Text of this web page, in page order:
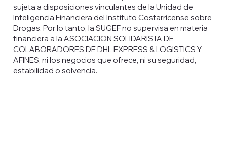
sujeta a disposiciones vinculantes de la Unidad de
Inteligencia Financiera del Instituto Costarricense sobre
Drogas. Por lo tanto, la SUGEF no supervisa en materia
financiera a la ASOCIACION SOLIDARISTA DE
COLABORADORES DE DHL EXPRESS & LOGISTICS Y
AFINES, ni los negocios que ofrece, ni su seguridad,
estabilidad o solvencia.